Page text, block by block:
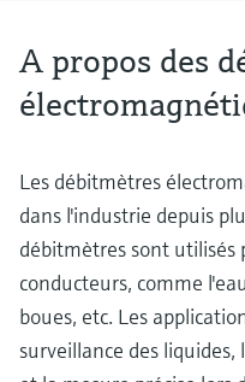
A propos des
Les débitmètres
dans l'industrie depuis
débitmètres sont utilisés
conducteurs, comme
boues, etc. Les
surveillance des liquides,